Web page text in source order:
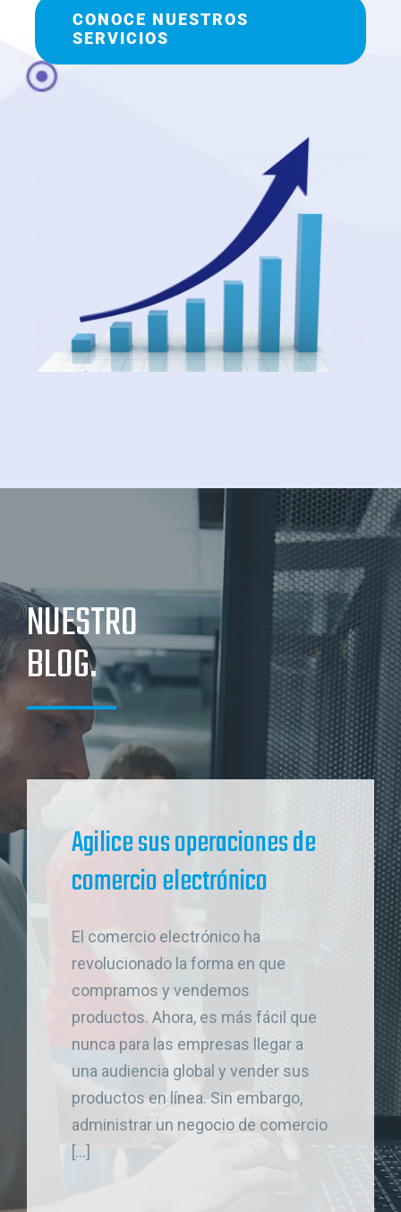
CONOCE NUESTROS
SERVICIOS
NUESTRO
BLOG.
Agilice sus operaciones de
comercio electrónico
El comercio electrónico ha
revolucionado la forma en que
compramos y vendemos
productos. Ahora, es más fácil que
nunca para las empresas llegar a
una audiencia global y vender sus
productos en línea. Sin embargo,
administrar un negocio de comercio
[...]